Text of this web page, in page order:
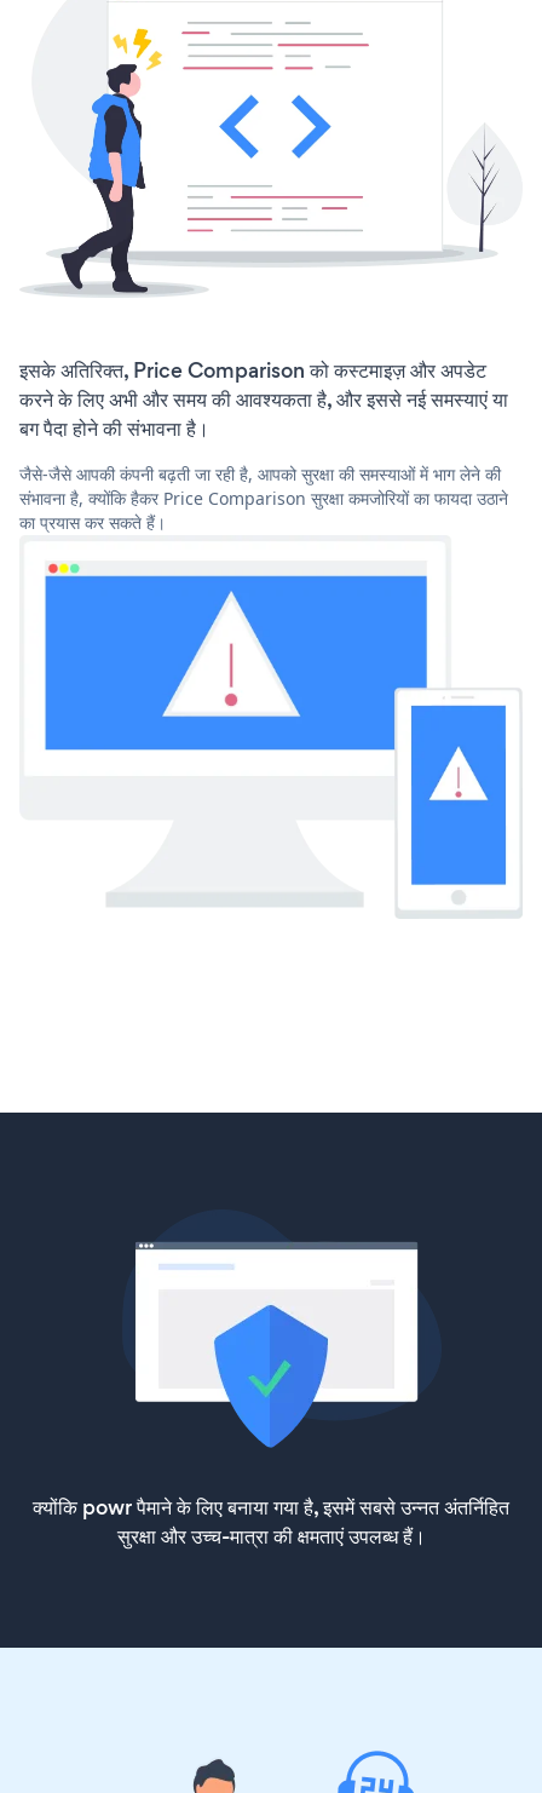
इसके अतिरिक्त, Price Comparison को कस्टमाइज़ और अपडेट
करने के लिए अभी और समय की आवश्यकता है, और इससे नई समस्याएं या
बग पैदा होने की संभावना है।
जैसे-जैसे आपकी कंपनी बढ़ती जा रही है, आपको सुरक्षा की समस्याओं में भाग लेने की
संभावना है, क्योंकि हैकर Price Comparison सुरक्षा कमजोरियों का फायदा उठाने
का प्रयास कर सकते हैं।
क्योंकि powr पैमाने के लिए बनाया गया है, इसमें सबसे उन्नत अंतर्निहित
सुरक्षा और उच्च-मात्रा की क्षमताएं उपलब्ध हैं।